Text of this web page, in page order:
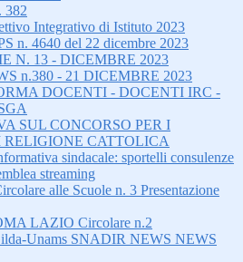
382
Integrativo di Istituto 2023
n. 4640 del 22 dicembre 2023
N. 13 - DICEMBRE 2023
n.380 - 21 DICEMBRE 2023
DOCENTI - DOCENTI IRC -
SUL CONCORSO PER I
CATTOLICA
sindacale: sportelli consulenze
streaming
alle Scuole n. 3 Presentazione
LAZIO Circolare n.2
Unams SNADIR NEWS NEWS